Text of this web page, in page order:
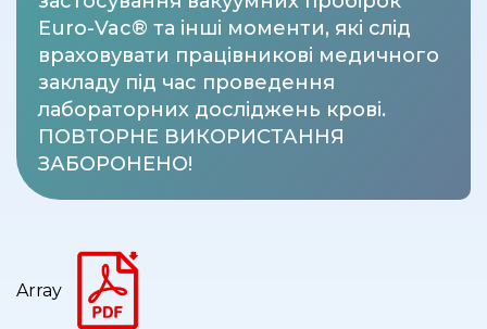
Euro-Vac® та інші моменти, які слід
враховувати працівникові медичного
закладу під час проведення
лабораторних досліджень крові.
ПОВТОРНЕ ВИКОРИСТАННЯ
ЗАБОРОНЕНО!
Array